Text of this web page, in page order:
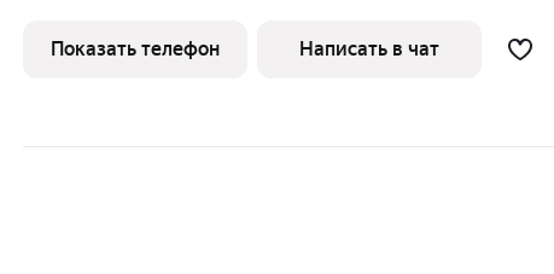
соседи. В квартире сделан качественный евроремонт. Имеется
балкон,
Показать телефон Написать в чат